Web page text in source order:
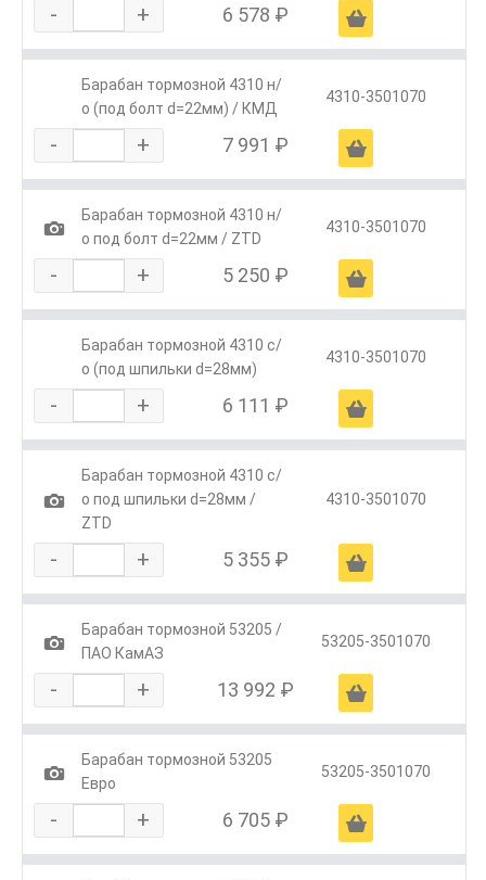
- + 6 578 ₽ Ä
Барабан тормозной 4310 н/
о (под болт d=22мм) / КМД
4310-3501070
- + 7 991 ₽ Ä
1
Барабан тормозной 4310 н/
о под болт d=22мм / ZTD
4310-3501070
- + 5 250 ₽ Ä
Барабан тормозной 4310 с/
о (под шпильки d=28мм)
4310-3501070
- + 6 111 ₽ Ä
1
Барабан тормозной 4310 с/
о под шпильки d=28мм /
ZTD
4310-3501070
- + 5 355 ₽ Ä
1
Барабан тормозной 53205 /
ПАО КамАЗ
53205-3501070
- + 13 992 ₽ Ä
1
Барабан тормозной 53205
Евро
53205-3501070
- + 6 705 ₽ Ä